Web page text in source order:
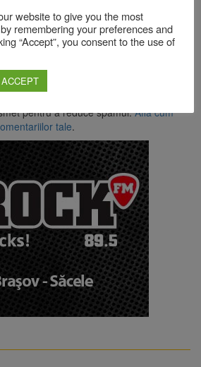
începe verificarea
pentru a reduce spamul.Află cum
tale.
website to give you the most
remembering your preferences and
“Accept”, you consent to the use of
ACCEPT